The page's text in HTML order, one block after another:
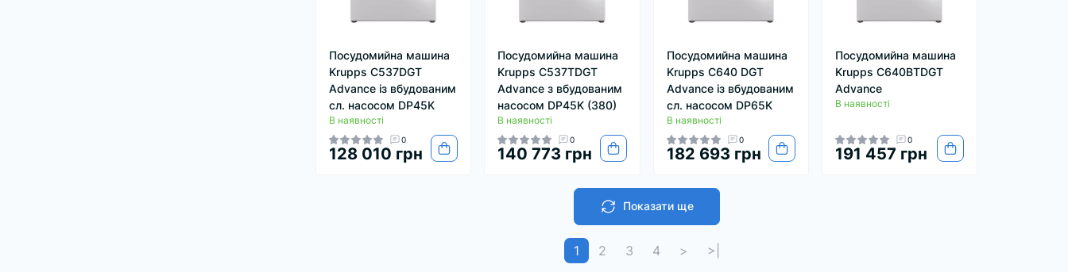
Посудомийна машина
Krupps C537DGT
Advance із вбудованим
сл. насосом DP45K
В наявності
0
128 010 грн
Посудомийна машина
Krupps C537TDGT
Advance з вбудованим
насосом DP45K (380)
В наявності
0
140 773 грн
Посудомийна машина
Krupps C640 DGT
Advance із вбудованим
сл. насосом DP65K
В наявності
0
182 693 грн
Посудомийна машина
Krupps C640BTDGT
Advance
В наявності
0
191 457 грн
Показати ще
1 2 3 4 > >|